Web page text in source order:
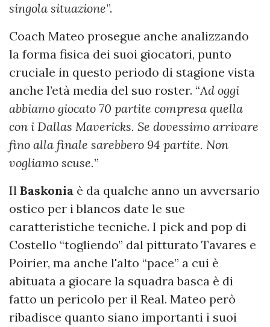
singola situazione”.
Coach Mateo prosegue anche analizzando
la forma fisica dei suoi giocatori, punto
cruciale in questo periodo di stagione vista
anche l’età media del suo roster. “Ad oggi
abbiamo giocato 70 partite compresa quella
con i Dallas Mavericks. Se dovessimo arrivare
fino alla finale sarebbero 94 partite. Non
vogliamo scuse.”
Il Baskonia è da qualche anno un avversario
ostico per i blancos date le sue
caratteristiche tecniche. I pick and pop di
Costello “togliendo” dal pitturato Tavares e
Poirier, ma anche l'alto “pace” a cui è
abituata a giocare la squadra basca è di
fatto un pericolo per il Real. Mateo però
ribadisce quanto siano importanti i suoi